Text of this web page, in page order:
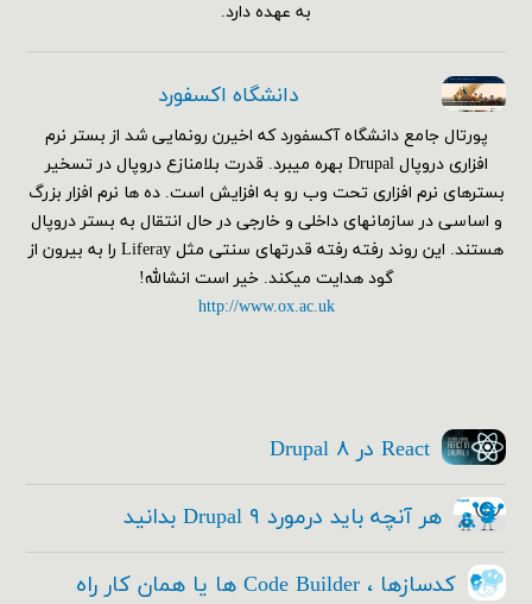
به عهده دارد.
دانشگاه اکسفورد
پورتال جامع دانشگاه آکسفورد که اخیرن رونمایی شد از بستر نرم
افزاری دروپال Drupal بهره میبرد. قدرت بلامنازع دروپال در تسخیر
بسترهای نرم افزاری تحت وب رو به افزایش است. ده ها نرم افزار بزرگ
و اساسی در سازمانهای داخلی و خارجی در حال انتقال به بستر دروپال
هستند. این روند رفته رفته قدرتهای سنتی مثل Liferay را به بیرون از
گود هدایت میکند. خیر است انشالله!
http://www.ox.ac.uk
React در Drupal ۸
هر آنچه باید درمورد Drupal ۹ بدانید
کدسازها ، Code Builder ها یا همان کار راه